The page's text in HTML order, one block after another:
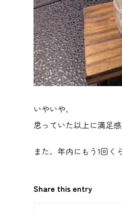
いやいや、
思っていた以上に満足
また、年内にもう1回く
Share this entry